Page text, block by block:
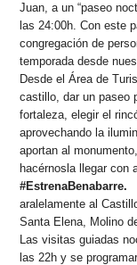
Juan, a un “paseo
las 24:00h. Con este
congregación de
temporada desde
Desde el Área de
castillo, dar un paseo
fortaleza, elegir el
aprovechando la
aportan al
hacérnosla llegar con
#EstrenaBenabarre.
aralelamente al
Santa Elena, Molino
Las visitas guiadas
las 22h y se